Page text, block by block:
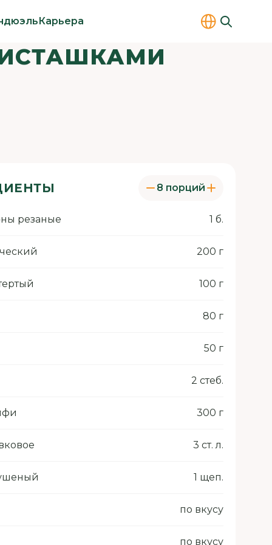
Карьера
8 порций
резаные 1 б.
200 г
100 г
80 г
50 г
2 стеб.
300 г
3 ст. л.
1 щеп.
по вкусу
по вкусу